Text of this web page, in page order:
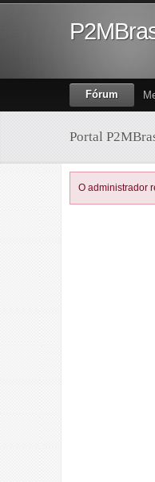
Fórum
Portal
O administrador